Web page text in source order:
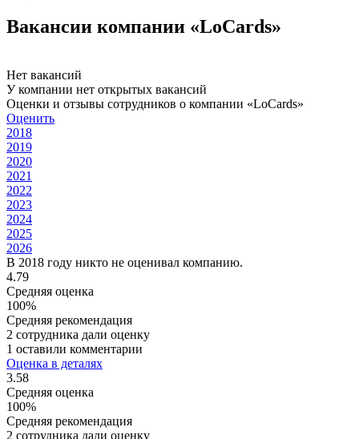
Вакансии компании «LoCards»
Нет вакансий
У компании нет открытых вакансий
Оценки и отзывы сотрудников о компании «LoCards»
Оценить
2018
2019
2020
2021
2022
2023
2024
2025
2026
В 2018 году никто не оценивал компанию.
4.79
Средняя оценка
100%
Средняя рекомендация
2 сотрудника дали оценку
1 оставили комментарии
Оценка в деталях
3.58
Средняя оценка
100%
Средняя рекомендация
2 сотрудника дали оценку